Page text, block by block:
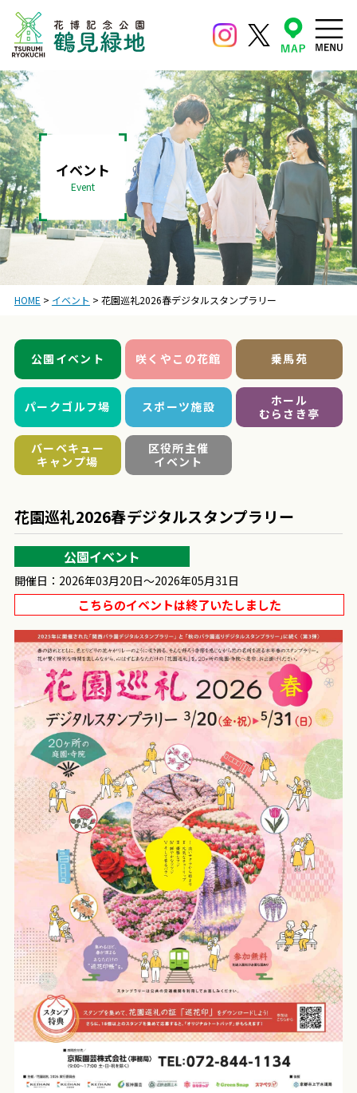
イベント
Event
HOME > イベント > 花園巡礼2026春デジタルスタンプラリー
公園イベント 咲くやこの花館 乗馬苑
パークゴルフ場 スポーツ施設
ホール
むらさき亭
バーベキュー
キャンプ場
区役所主催
イベント
花園巡礼2026春デジタルスタンプラリー
公園イベント
開催日：2026年03月20日～2026年05月31日
こちらのイベントは終了いたしました